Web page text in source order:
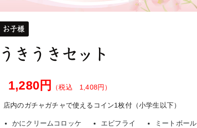
お子様
うきうきセット
1,280円 （税込 1,408円）
店内のガチャガチャで使えるコイン1枚付（小学生以下）
かにクリームコロッケ エビフライ
ミートボール